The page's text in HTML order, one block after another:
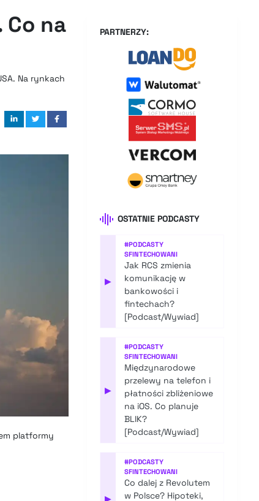
Co na
Na rynkach
platformy
PARTNERZY:
OSTATNIE PODCASTY
▶
#PODCASTY
SFINTECHOWANI
Jak RCS zmienia
komunikację w
bankowości i
fintechach?
[Podcast/Wywiad]
▶
#PODCASTY
SFINTECHOWANI
Międzynarodowe
przelewy na telefon i
płatności zbliżeniowe
na iOS. Co planuje
BLIK?
[Podcast/Wywiad]
▶
#PODCASTY
SFINTECHOWANI
Co dalej z Revolutem
w Polsce? Hipoteki,